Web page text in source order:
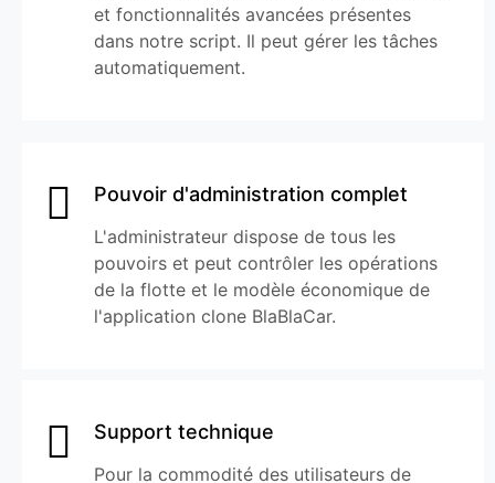
et fonctionnalités avancées présentes
dans notre script. Il peut gérer les tâches
automatiquement.
Pouvoir d'administration complet
L'administrateur dispose de tous les
pouvoirs et peut contrôler les opérations
de la flotte et le modèle économique de
l'application clone BlaBlaCar.
Support technique
Pour la commodité des utilisateurs de